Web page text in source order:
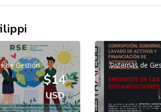
de Gestión
$14
USD
Sistemas de